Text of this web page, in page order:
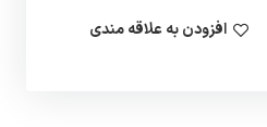
افزودن به علاقه مندی